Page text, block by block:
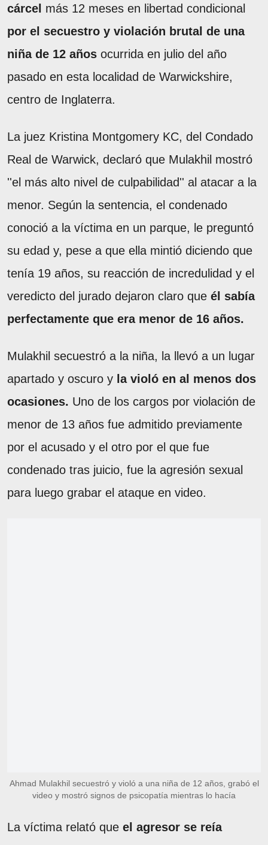
cárcel más 12 meses en libertad condicional
por el secuestro y violación brutal de una
niña de 12 años ocurrida en julio del año
pasado en esta localidad de Warwickshire,
centro de Inglaterra.
La juez Kristina Montgomery KC, del Condado
Real de Warwick, declaró que Mulakhil mostró
''el más alto nivel de culpabilidad'' al atacar a la
menor. Según la sentencia, el condenado
conoció a la víctima en un parque, le preguntó
su edad y, pese a que ella mintió diciendo que
tenía 19 años, su reacción de incredulidad y el
veredicto del jurado dejaron claro que él sabía
perfectamente que era menor de 16 años.
Mulakhil secuestró a la niña, la llevó a un lugar
apartado y oscuro y la violó en al menos dos
ocasiones. Uno de los cargos por violación de
menor de 13 años fue admitido previamente
por el acusado y el otro por el que fue
condenado tras juicio, fue la agresión sexual
para luego grabar el ataque en video.
Ahmad Mulakhil secuestró y violó a una niña de 12 años, grabó el
video y mostró signos de psicopatía mientras lo hacía
La víctima relató que el agresor se reía